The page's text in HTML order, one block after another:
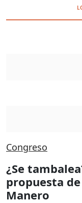
Congreso
¿Se
propuesta
Manero